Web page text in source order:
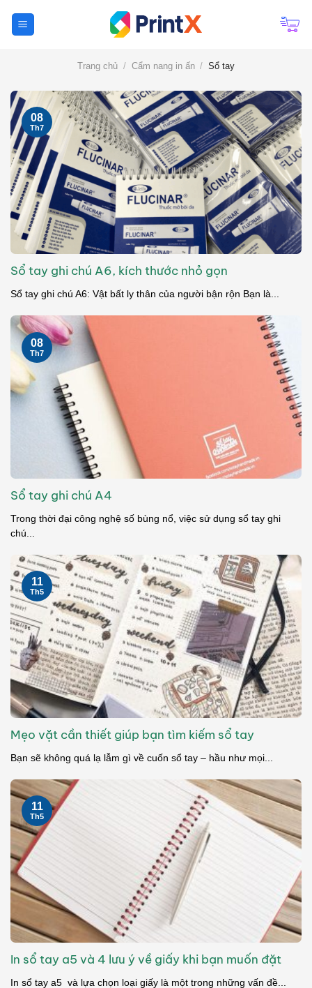
Trang chủ / Cẩm nang in ấn / Sổ tay
Sổ tay ghi chú A6, kích thước nhỏ gọn
Sổ tay ghi chú A6: Vật bất ly thân của người bận rộn Bạn là...
08
Th7
Sổ tay ghi chú A4
Trong thời đại công nghệ số bùng nổ, việc sử dụng sổ tay ghi
chú...
08
Th7
Mẹo vặt cần thiết giúp bạn tìm kiếm sổ tay
Bạn sẽ không quá lạ lẫm gì về cuốn sổ tay – hầu như mọi...
11
Th5
In sổ tay a5 và 4 lưu ý về giấy khi bạn muốn đặt
In sổ tay a5 và lựa chọn loại giấy là một trong những vấn đề...
11
Th5